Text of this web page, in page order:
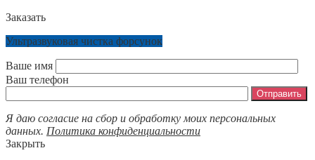
Заказать
Ультразвуковая чистка форсунок
Ваше имя
Ваш телефон
Я даю согласие на сбор и обработку моих персональных
данных. Политика конфиденциальности
Закрыть